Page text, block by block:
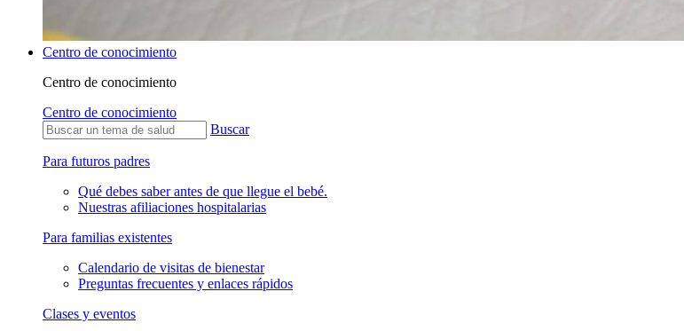
Centro de conocimiento
Centro de conocimiento
Centro de conocimiento
Buscar
Para futuros padres
Qué debes saber antes de que llegue el bebé.
Nuestras afiliaciones hospitalarias
Para familias existentes
Calendario de visitas de bienestar
Preguntas frecuentes y enlaces rápidos
Clases y eventos